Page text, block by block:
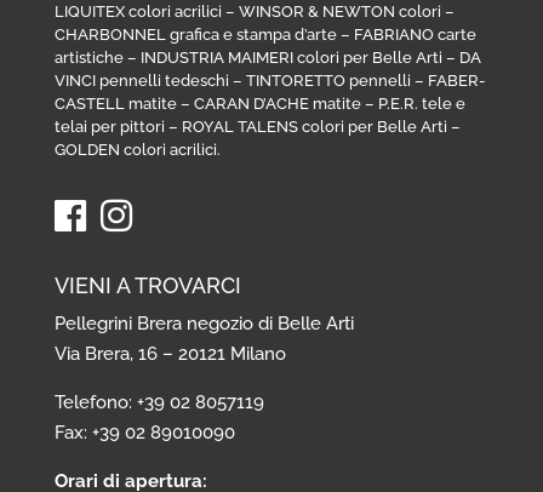
LIQUITEX colori acrilici – WINSOR & NEWTON colori –
CHARBONNEL grafica e stampa d’arte– FABRIANO carte
artistiche– INDUSTRIA MAIMERI colori per Belle Arti – DA
VINCI pennelli tedeschi – TINTORETTO pennelli – FABER-
CASTELL matite– CARAN D’ACHE matite– P.E.R. tele e
telai per pittori – ROYAL TALENS colori per Belle Arti –
GOLDEN colori acrilici.
VIENI A TROVARCI
Pellegrini Brera negozio di Belle Arti
Via Brera, 16 – 20121 Milano
Telefono: +39 02 8057119
Fax: +39 02 89010090
Orari di apertura: